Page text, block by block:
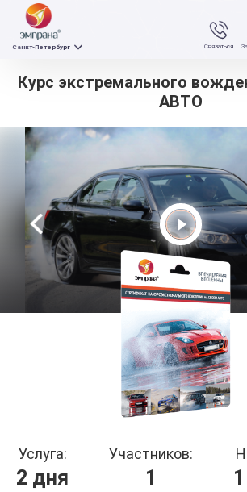
Связаться
Санкт-Петербург
Курс экстремального
АВТО
Услуга:
2 дня
Участников:
1